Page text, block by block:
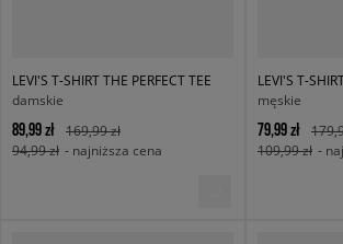
LEVI'S T-SHIRT THE PERFECT TEE
damskie
89,99 zł
169,99 zł
94,99 zł - najniższa cena
męskie
79,99 zł
109,99 zł -